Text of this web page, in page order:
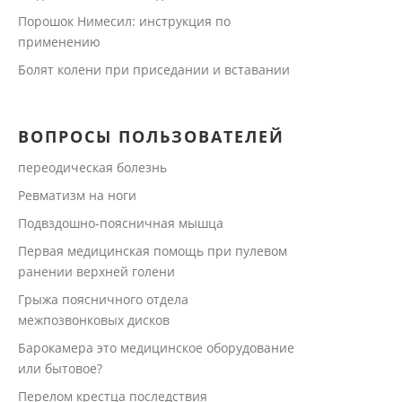
Порошок Нимесил: инструкция по
применению
Болят колени при приседании и вставании
ВОПРОСЫ ПОЛЬЗОВАТЕЛЕЙ
переодическая болезнь
Ревматизм на ноги
Подвздошно-поясничная мышца
Первая медицинская помощь при пулевом
ранении верхней голени
Грыжа поясничного отдела
межпозвонковых дисков
Барокамера это медицинское оборудование
или бытовое?
Перелом крестца последствия